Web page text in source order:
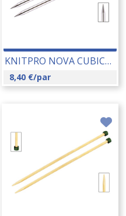
KNITPRO NOVA CUBICS RAVNE IGLE 2.50 MM (12292) 14193
8,40 €/par